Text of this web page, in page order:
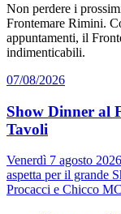
Non perdere i
Frontemare Rimini.
appuntamenti, il
indimenticabili.
07/08/2026
Show Dinner al
Tavoli
Venerdì 7 agosto
aspetta per il grande
Procacci e Chicco